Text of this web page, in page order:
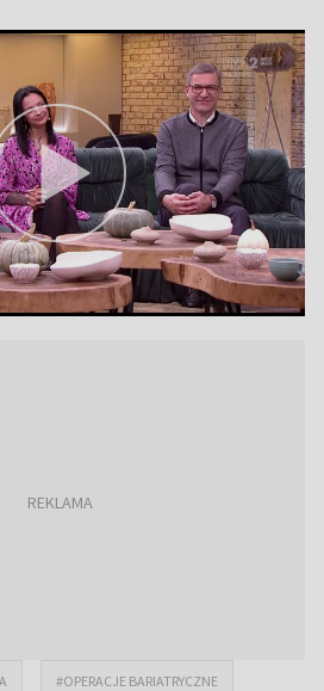
#OPERACJE BARIATRYCZNE